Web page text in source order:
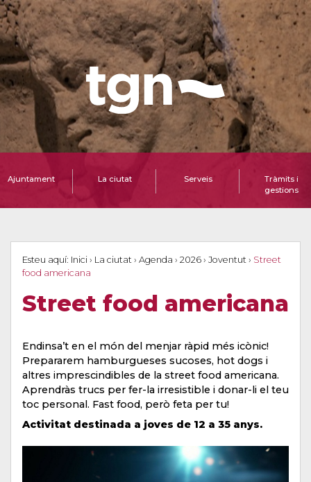
Ajuntament La ciutat Serveis
Tràmits i
gestions
Esteu aquí: Inici › La ciutat › Agenda › 2026 › Joventut › Street
food americana
Street food americana
Endinsa’t en el món del menjar ràpid més icònic!
Prepararem hamburgueses sucoses, hot dogs i
altres imprescindibles de la street food americana.
Aprendràs trucs per fer-la irresistible i donar-li el teu
toc personal. Fast food, però feta per tu!
Activitat destinada a joves de 12 a 35 anys.